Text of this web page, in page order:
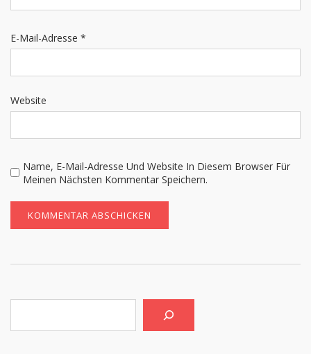
E-Mail-Adresse *
Website
Name, E-Mail-Adresse Und Website In Diesem Browser Für
Meinen Nächsten Kommentar Speichern.